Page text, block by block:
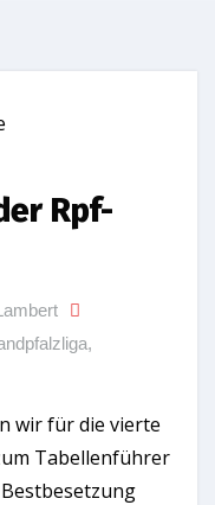
Rpf-
,
wir für die vierte
Tabellenführer